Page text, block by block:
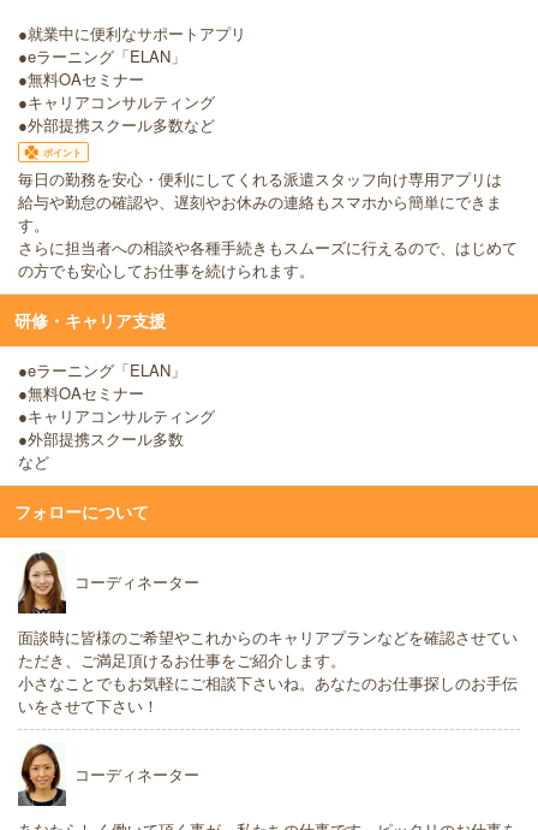
●就業中に便利なサポートアプリ
●eラーニング「ELAN」
●無料OAセミナー
●キャリアコンサルティング
●外部提携スクール多数など
ポイント
毎日の勤務を安心・便利にしてくれる派遣スタッフ向け専用アプリは
給与や勤怠の確認や、遅刻やお休みの連絡もスマホから簡単にできま
す。
さらに担当者への相談や各種手続きもスムーズに行えるので、はじめて
の方でも安心してお仕事を続けられます。
研修・キャリア支援
●eラーニング「ELAN」
●無料OAセミナー
●キャリアコンサルティング
●外部提携スクール多数
など
フォローについて
コーディネーター
面談時に皆様のご希望やこれからのキャリアプランなどを確認させてい
ただき、ご満足頂けるお仕事をご紹介します。
小さなことでもお気軽にご相談下さいね。あなたのお仕事探しのお手伝
いをさせて下さい！
コーディネーター